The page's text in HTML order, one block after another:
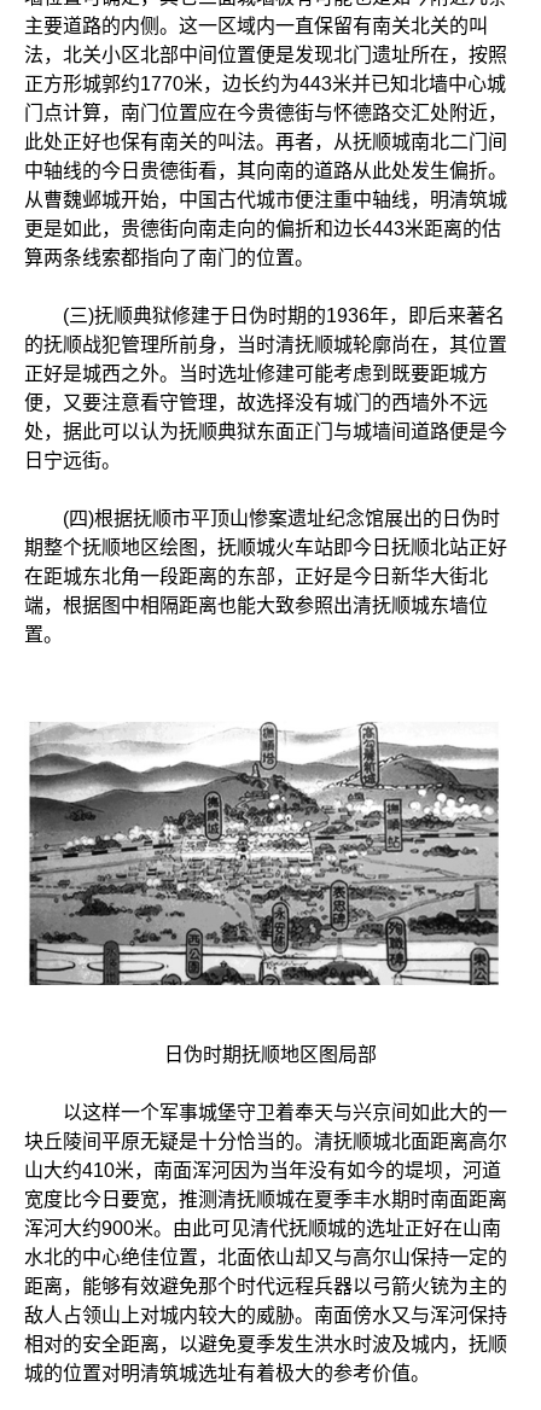
主要道路的内侧。这一区域内一直保留有南关北关的叫
法，北关小区北部中间位置便是发现北门遗址所在，按照
正方形城郭约1770米，边长约为443米并已知北墙中心城
门点计算，南门位置应在今贵德街与怀德路交汇处附近，
此处正好也保有南关的叫法。再者，从抚顺城南北二门间
中轴线的今日贵德街看，其向南的道路从此处发生偏折。
从曹魏邺城开始，中国古代城市便注重中轴线，明清筑城
更是如此，贵德街向南走向的偏折和边长443米距离的估
算两条线索都指向了南门的位置。
(三)抚顺典狱修建于日伪时期的1936年，即后来著名
的抚顺战犯管理所前身，当时清抚顺城轮廓尚在，其位置
正好是城西之外。当时选址修建可能考虑到既要距城方
便，又要注意看守管理，故选择没有城门的西墙外不远
处，据此可以认为抚顺典狱东面正门与城墙间道路便是今
日宁远街。
(四)根据抚顺市平顶山惨案遗址纪念馆展出的日伪时
期整个抚顺地区绘图，抚顺城火车站即今日抚顺北站正好
在距城东北角一段距离的东部，正好是今日新华大街北
端，根据图中相隔距离也能大致参照出清抚顺城东墙位
置。
日伪时期抚顺地区图局部
以这样一个军事城堡守卫着奉天与兴京间如此大的一
块丘陵间平原无疑是十分恰当的。清抚顺城北面距离高尔
山大约410米，南面浑河因为当年没有如今的堤坝，河道
宽度比今日要宽，推测清抚顺城在夏季丰水期时南面距离
浑河大约900米。由此可见清代抚顺城的选址正好在山南
水北的中心绝佳位置，北面依山却又与高尔山保持一定的
距离，能够有效避免那个时代远程兵器以弓箭火铳为主的
敌人占领山上对城内较大的威胁。南面傍水又与浑河保持
相对的安全距离，以避免夏季发生洪水时波及城内，抚顺
城的位置对明清筑城选址有着极大的参考价值。